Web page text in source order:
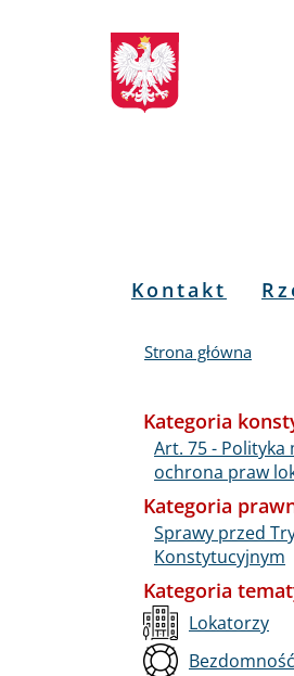
Biuletyn
Informacji
Publicznej
Menu
Kontakt
Strona główna
Kategoria
Art. 75 - Polityka
ochrona praw
Kategoria
Sprawy przed
Konstytucyjnym
Kategoria
Lokatorzy
Bezdomność